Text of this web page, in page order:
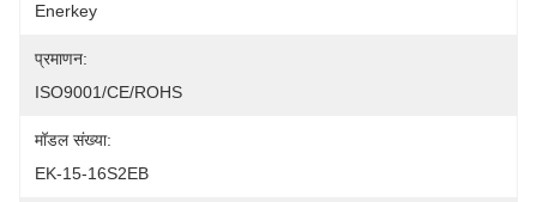
Enerkey
प्रमाणन:
ISO9001/CE/ROHS
मॉडल संख्या:
EK-15-16S2EB